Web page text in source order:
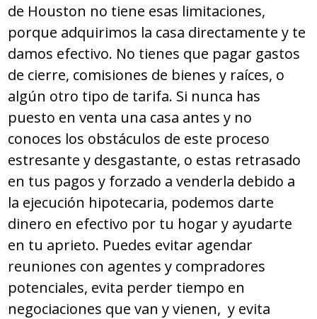
de Houston no tiene esas limitaciones,
porque adquirimos la casa directamente y te
damos efectivo. No tienes que pagar gastos
de cierre, comisiones de bienes y raíces, o
algún otro tipo de tarifa. Si nunca has
puesto en venta una casa antes y no
conoces los obstáculos de este proceso
estresante y desgastante, o estas retrasado
en tus pagos y forzado a venderla debido a
la ejecución hipotecaria, podemos darte
dinero en efectivo por tu hogar y ayudarte
en tu aprieto. Puedes evitar agendar
reuniones con agentes y compradores
potenciales, evita perder tiempo en
negociaciones que van y vienen, y evita